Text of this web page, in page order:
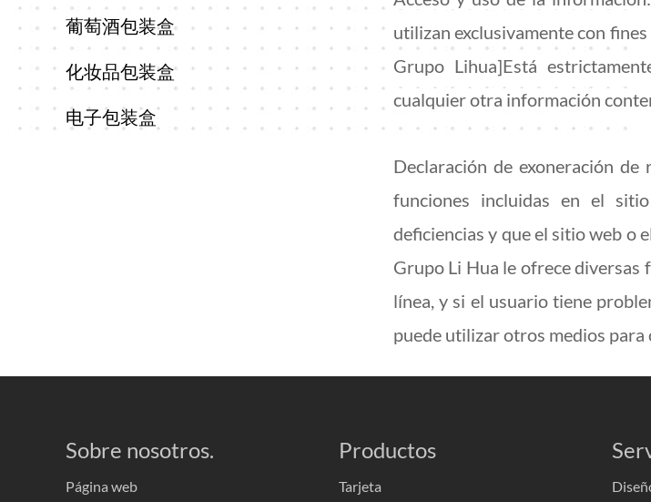
葡萄酒包装盒
化妆品包装盒
电子包装盒
utilizan exclusivamente con
Grupo Lihua]Está
cualquier otra información
Declaración de exoneración
funciones incluidas en el
deficiencias y que el sitio web o
Grupo Li Hua le ofrece diversas
línea, y si el usuario tiene
puede utilizar otros medios
Sobre nosotros.
Página web
Productos
Tarjeta